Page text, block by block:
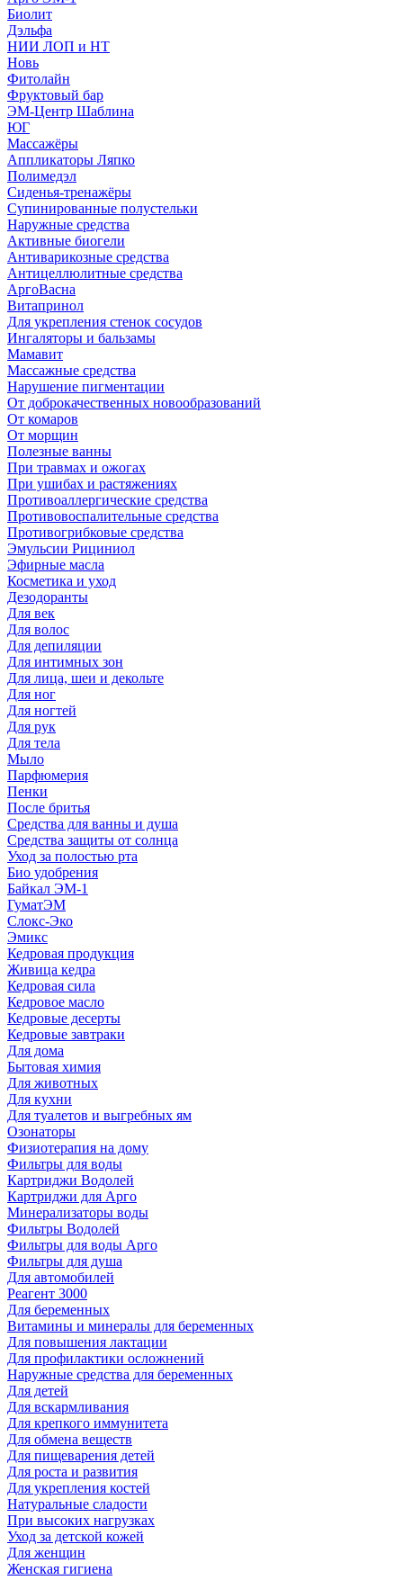
Биолит
Дэльфа
НИИ ЛОП и НТ
Новь
Фитолайн
Фруктовый бар
ЭМ-Центр Шаблина
ЮГ
Массажёры
Аппликаторы Ляпко
Полимедэл
Сиденья-тренажёры
Супинированные полустельки
Наружные средства
Активные биогели
Антиварикозные средства
Антицеллюлитные средства
АргоВасна
Витапринол
Для укрепления стенок сосудов
Ингаляторы и бальзамы
Мамавит
Массажные средства
Нарушение пигментации
От доброкачественных новообразований
От комаров
От морщин
Полезные ванны
При травмах и ожогах
При ушибах и растяжениях
Противоаллергические средства
Противовоспалительные средства
Противогрибковые средства
Эмульсии Рициниол
Эфирные масла
Косметика и уход
Дезодоранты
Для век
Для волос
Для депиляции
Для интимных зон
Для лица, шеи и декольте
Для ног
Для ногтей
Для рук
Для тела
Мыло
Парфюмерия
Пенки
После бритья
Средства для ванны и душа
Средства защиты от солнца
Уход за полостью рта
Био удобрения
Байкал ЭМ-1
ГуматЭМ
Слокс-Эко
Эмикс
Кедровая продукция
Живица кедра
Кедровая сила
Кедровое масло
Кедровые десерты
Кедровые завтраки
Для дома
Бытовая химия
Для животных
Для кухни
Для туалетов и выгребных ям
Озонаторы
Физиотерапия на дому
Фильтры для воды
Картриджи Водолей
Картриджи для Арго
Минерализаторы воды
Фильтры Водолей
Фильтры для воды Арго
Фильтры для душа
Для автомобилей
Реагент 3000
Для беременных
Витамины и минералы для беременных
Для повышения лактации
Для профилактики осложнений
Наружные средства для беременных
Для детей
Для вскармливания
Для крепкого иммунитета
Для обмена веществ
Для пищеварения детей
Для роста и развития
Для укрепления костей
Натуральные сладости
При высоких нагрузках
Уход за детской кожей
Для женщин
Женская гигиена